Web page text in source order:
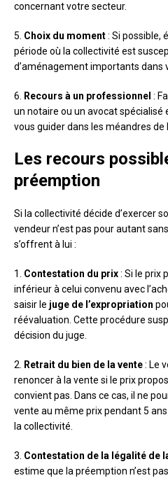
concernant votre secteur.
5. Choix du moment: Si possible,
période où la collectivité est
d’aménagement importants dans
6. Recours à un professionnel :
un notaire ou un avocat
vous guider dans les méandres de
Les recours
préemption
Si la collectivité décide d’exercer
vendeur n’est pas pour autant
s’offrent à lui :
1. Contestation du prix: Si le prix
inférieur à celui convenu avec
saisir le juge de l’expropriation
réévaluation. Cette procédure
décision du juge.
2. Retrait du bien de la vente: Le
renoncer à la vente si le prix
convient pas. Dans ce cas, il ne
vente au même prix pendant 5
la collectivité.
3. Contestation de la légalité de
estime que la préemption n’est